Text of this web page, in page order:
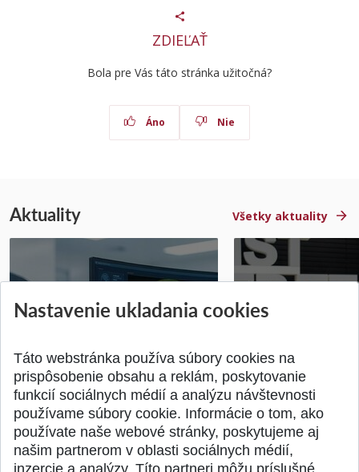
ZDIEĽAŤ
Bola pre Vás táto stránka užitočná?
Áno Nie
Aktuality Všetky aktuality
Europe na posilnenie
Študentský tím z
jediný zastupoval
SPÄŤ NA VRCH
Nastavenie ukladania cookies
Táto webstránka používa súbory cookies na
prispôsobenie obsahu a reklám, poskytovanie
funkcií sociálnych médií a analýzu návštevnosti
používame súbory cookie. Informácie o tom, ako
používate naše webové stránky, poskytujeme aj
našim partnerom v oblasti sociálnych médií,
inzercie a analýzy. Títo partneri môžu príslušné